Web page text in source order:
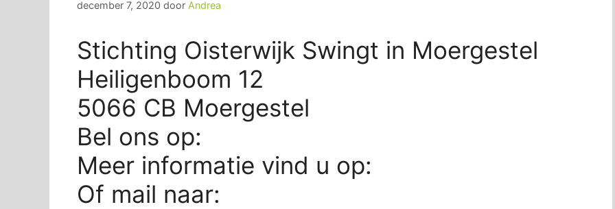
december 7, 2020 door Andrea
Stichting Oisterwijk Swingt in Moergestel
Heiligenboom 12
5066 CB Moergestel
Bel ons op:
Meer informatie vind u op:
Of mail naar: